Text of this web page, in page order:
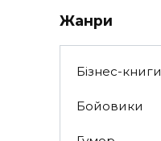
Жанри
Бізнес-книги
Бойовики